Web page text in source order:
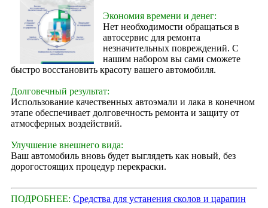
Экономия времени и денег:
Нет необходимости обращаться в
автосервис для ремонта
незначительных повреждений. С
нашим набором вы сами сможете
быстро восстановить красоту вашего автомобиля.
Долговечный результат:
Использование качественных автоэмали и лака в конечном
этапе обеспечивает долговечность ремонта и защиту от
атмосферных воздействий.
Улучшение внешнего вида:
Ваш автомобиль вновь будет выглядеть как новый, без
дорогостоящих процедур перекраски.
ПОДРОБНЕЕ: Средства для устанения сколов и царапин